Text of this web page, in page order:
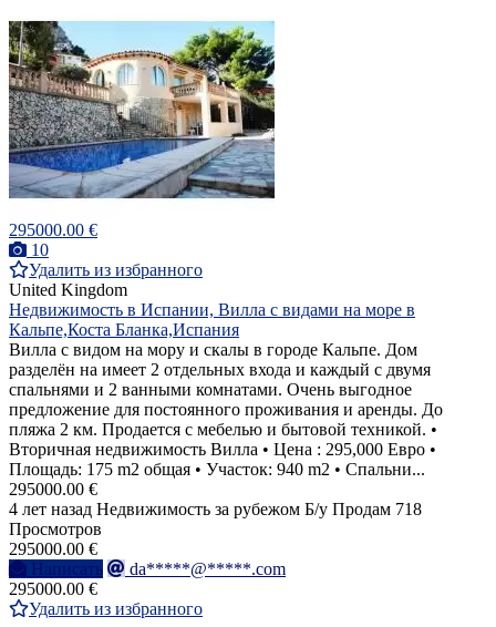
295000.00 €
10
Удалить из избранного
United Kingdom
Недвижимость в Испании, Вилла с видами на море в
Кальпе,Коста Бланка,Испания
Вилла с видом на мору и скалы в городе Кальпе. Дом
разделён на имеет 2 отдельных входа и каждый с двумя
спальнями и 2 ванными комнатами. Очень выгодное
предложение для постоянного проживания и аренды. До
пляжа 2 км. Продается с мебелью и бытовой техникой. •
Вторичная недвижимость Вилла • Цена : 295,000 Евро •
Площадь: 175 m2 общая • Участок: 940 m2 • Спальни...
295000.00 €
4 лет назад Недвижимость за рубежом Б/у Продам 718
Просмотров
295000.00 €
Написать
da*****@*****.com
295000.00 €
Удалить из избранного